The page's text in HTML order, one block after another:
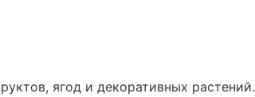
ягод и декоративных растений.